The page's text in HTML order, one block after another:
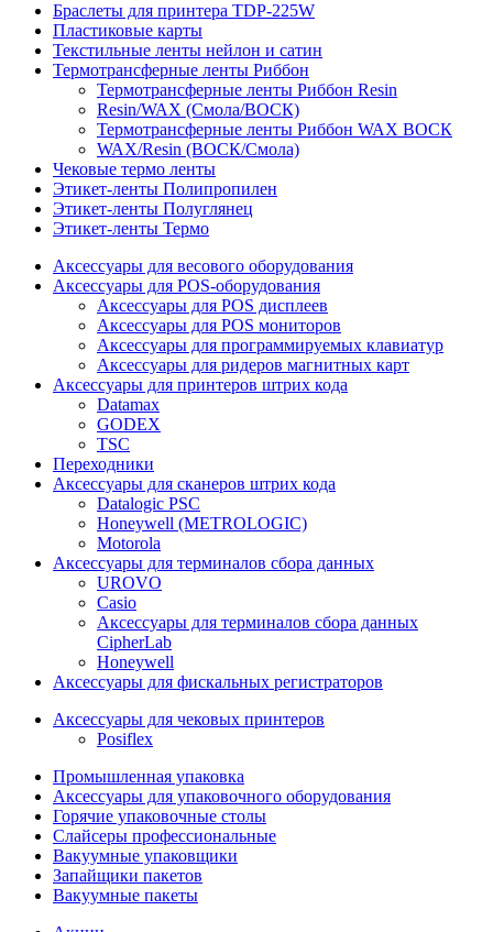
Браслеты для принтера TDP-225W
Пластиковые карты
Текстильные ленты нейлон и сатин
Термотрансферные ленты Риббон
Термотрансферные ленты Риббон Resin
Resin/WAX (Смола/ВОСК)
Термотрансферные ленты Риббон WAX ВОСК
WAX/Resin (ВОСК/Смола)
Чековые термо ленты
Этикет-ленты Полипропилен
Этикет-ленты Полуглянец
Этикет-ленты Термо
Аксессуары для весового оборудования
Аксессуары для POS-оборудования
Аксессуары для POS дисплеев
Аксессуары для POS мониторов
Аксессуары для программируемых клавиатур
Аксессуары для ридеров магнитных карт
Аксессуары для принтеров штрих кода
Datamax
GODEX
TSC
Переходники
Аксессуары для сканеров штрих кода
Datalogic PSC
Honeywell (METROLOGIC)
Motorola
Аксессуары для терминалов сбора данных
UROVO
Casio
Аксессуары для терминалов сбора данных
CipherLab
Honeywell
Аксессуары для фискальных регистраторов
Аксессуары для чековых принтеров
Posiflex
Промышленная упаковка
Аксессуары для упаковочного оборудования
Горячие упаковочные столы
Слайсеры профессиональные
Вакуумные упаковщики
Запайщики пакетов
Вакуумные пакеты